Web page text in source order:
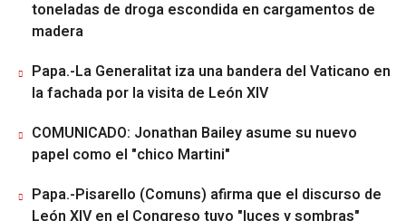
toneladas de droga escondida en cargamentos de
madera
Papa.-La Generalitat iza una bandera del Vaticano en
la fachada por la visita de León XIV
COMUNICADO: Jonathan Bailey asume su nuevo
papel como el "chico Martini"
Papa.-Pisarello (Comuns) afirma que el discurso de
León XIV en el Congreso tuvo "luces y sombras"